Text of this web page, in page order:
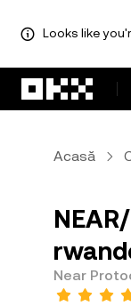
Looks like
Acasă
Near